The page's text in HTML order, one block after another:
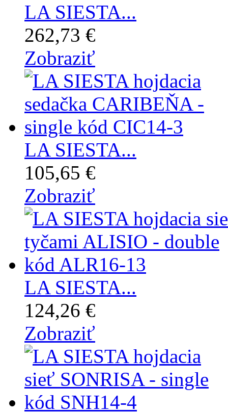
LA SIESTA...
262,73 €
Zobraziť
LA SIESTA...
105,65 €
Zobraziť
LA SIESTA...
124,26 €
Zobraziť